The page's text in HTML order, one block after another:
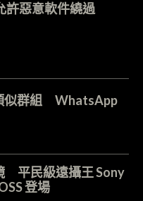
惡意軟件繞過
似群組 WhatsApp
平民級遠攝王 Sony
登場